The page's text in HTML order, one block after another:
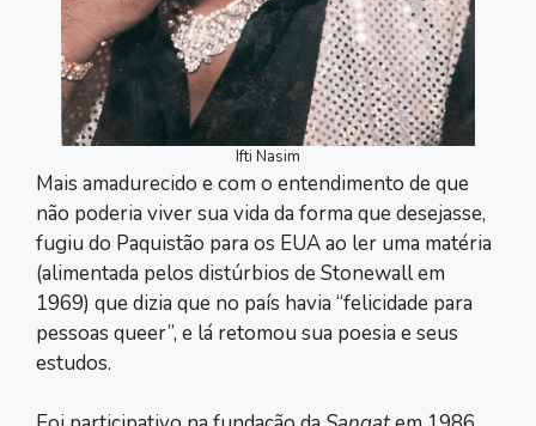
Ifti Nasim
Mais amadurecido e com o entendimento de que
não poderia viver sua vida da forma que desejasse,
fugiu do Paquistão para os EUA ao ler uma matéria
(alimentada pelos distúrbios de Stonewall em
1969) que dizia que no país havia “felicidade para
pessoas queer”, e lá retomou sua poesia e seus
estudos.